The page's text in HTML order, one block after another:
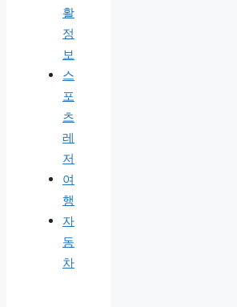
활
정
보
스
포
츠
레
저
여
행
자
동
차